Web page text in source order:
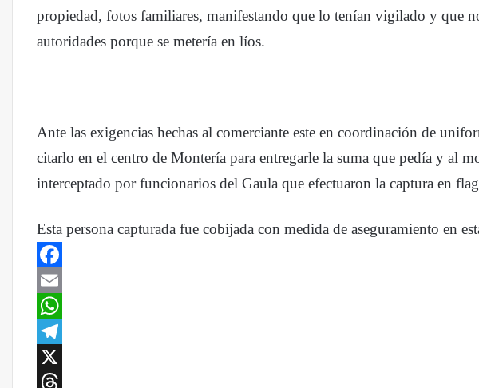
propiedad, fotos familiares, manifestando que lo tenían vigilado y que
autoridades porque se metería en líos.
Ante las exigencias hechas al comerciante este en coordinación de
citarlo en el centro de Montería para entregarle la suma que pedía y al
interceptado por funcionarios del Gaula que efectuaron la captura en
Esta persona capturada fue cobijada con medida de aseguramiento en
Facebook
Email
WhatsApp
Telegram
X